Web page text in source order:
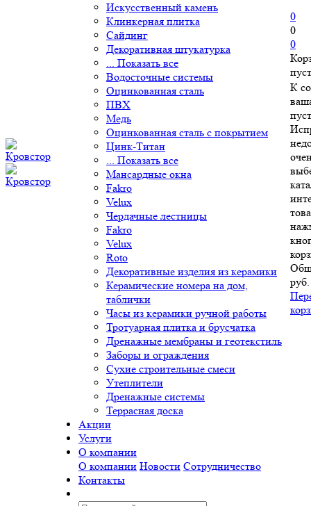
Искусственный камень
Клинкерная плитка
Сайдинг
Декоративная штукатурка
... Показать все
Водосточные системы
Оцинкованная сталь
ПВХ
Медь
Оцинкованная сталь с покрытием
Цинк-Титан
... Показать все
Мансардные окна
Fakro
Velux
Чердачные лестницы
Fakro
Velux
Roto
Декоративные изделия из керамики
Керамические номера на дом,
таблички
Часы из керамики ручной работы
Тротуарная плитка и брусчатка
Дренажные мембраны и геотекстиль
Заборы и ограждения
Сухие строительные смеси
Утеплители
Дренажные системы
Террасная доска
Акции
Услуги
О компании
О компании Новости Сотрудничество
Контакты
0
0
0
К
руб.